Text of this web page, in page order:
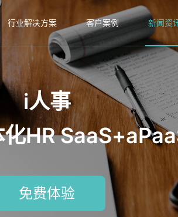
行业解决方案 客户案例 新闻资
i人事
HR
免费体验